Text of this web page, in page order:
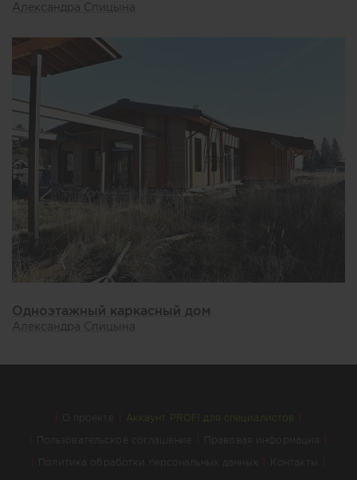
Александра Спицына
Одноэтажный каркасный дом
Александра Спицына
О проекте Аккаунт PROFI для специалистов
Пользовательское соглашение Правовая информация
Политика обработки персональных данных Контакты